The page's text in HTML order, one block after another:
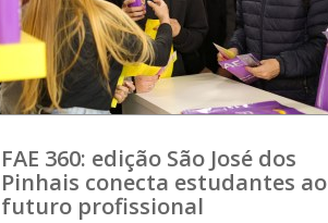
FAE 360: edição São José dos
Pinhais conecta estudantes ao
futuro profissional